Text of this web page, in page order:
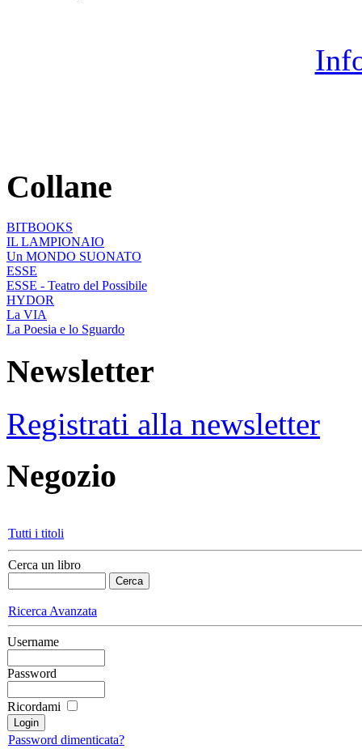
Collane
BITBOOKS
IL LAMPIONAIO
Un MONDO SUONATO
ESSE
ESSE - Teatro del Possibile
HYDOR
La VIA
La Poesia e lo Sguardo
Newsletter
Registrati alla newsletter
Negozio
Tutti i titoli
Cerca un libro
Ricerca Avanzata
Username
Password
Ricordami
Password dimenticata?